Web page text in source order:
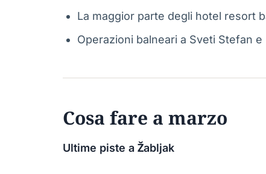
La maggior parte degli hotel resort
Operazioni balneari a Sveti Stefan e
Cosa fare a marzo
Ultime piste a Žabljak